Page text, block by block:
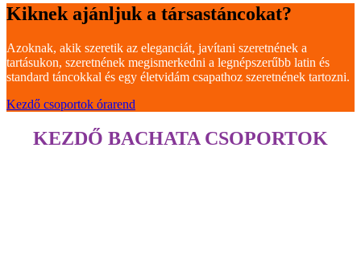
Kiknek ajánljuk a társastáncokat?
Azoknak, akik szeretik az eleganciát, javítani szeretnének a
tartásukon, szeretnének megismerkedni a legnépszerűbb latin és
standard táncokkal és egy életvidám csapathoz szeretnének tartozni.
Kezdő csoportok órarend
KEZDŐ BACHATA CSOPORTOK